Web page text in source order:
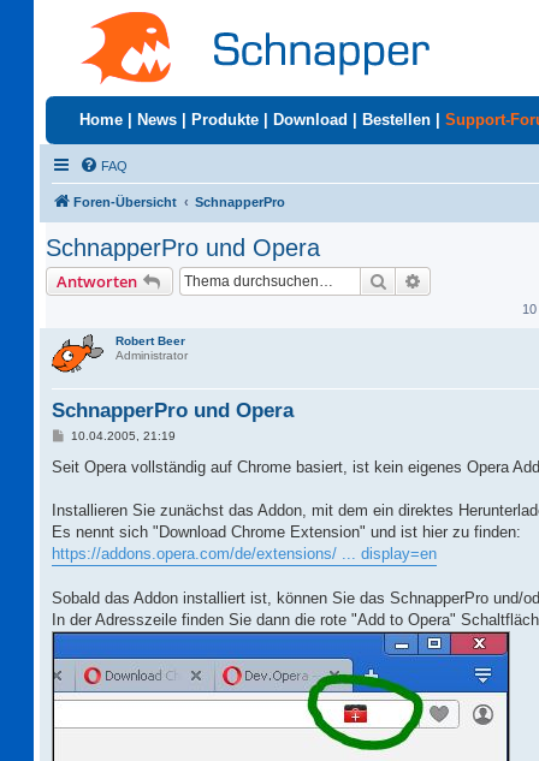
Home News Produkte Download Bestellen Support-
FAQ
Foren-Übersicht SchnapperPro
SchnapperPro und Opera
Antworten Suche
Robert Beer
Administrator
SchnapperPro und Opera
B
i
a
10.04.2005, 21:19
Seit Opera vollständig auf Chrome basiert, ist kein eigenes Opera
Installieren Sie zunächst das Addon, mit dem ein direktes
Es nennt sich "Download Chrome Extension" und ist hier zu finden:
https://addons.opera.com/de/extensions/ ... display=en
Sobald das Addon installiert ist, können Sie das SchnapperPro und/
In der Adresszeile finden Sie dann die rote "Add to Opera"